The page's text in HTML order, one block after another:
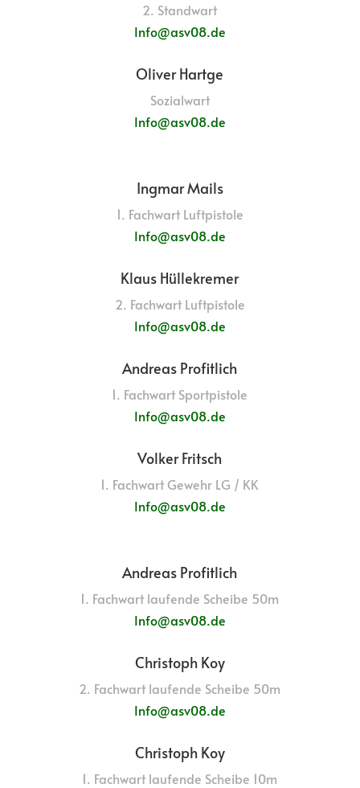
2. Standwart
Info@asv08.de
Oliver Hartge
Sozialwart
Info@asv08.de
Ingmar Mails
1. Fachwart Luftpistole
Info@asv08.de
Klaus Hüllekremer
2. Fachwart Luftpistole
Info@asv08.de
Andreas Profitlich
1. Fachwart Sportpistole
Info@asv08.de
Volker Fritsch
1. Fachwart Gewehr LG / KK
Info@asv08.de
Andreas Profitlich
1. Fachwart laufende Scheibe 50m
Info@asv08.de
Christoph Koy
2. Fachwart laufende Scheibe 50m
Info@asv08.de
Christoph Koy
1. Fachwart laufende Scheibe 10m